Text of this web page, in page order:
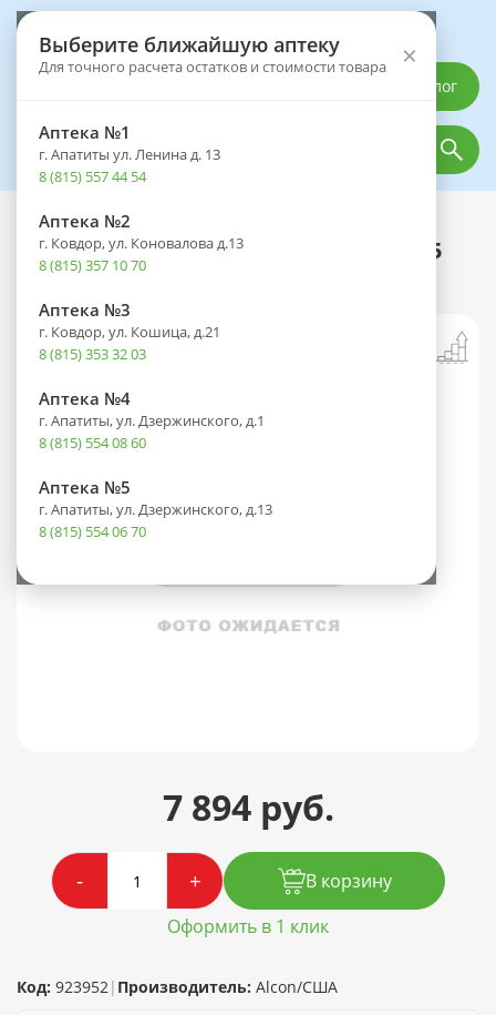
Выберите ближайшую аптеку
Для точного расчета остатков и стоимости товара ×
Аптека №1
г. Апатиты ул. Ленина д. 13
8 (815) 557 44 54
Аптека №2
г. Ковдор, ул. Коновалова д.13
8 (815) 357 10 70
Аптека №3
г. Ковдор, ул. Кошица, д.21
8 (815) 353 32 03
Аптека №4
г. Апатиты, ул. Дзержинского, д.1
8 (815) 554 08 60
Аптека №5
г. Апатиты, ул. Дзержинского, д.13
8 (815) 554 06 70
Каталог
Каталог Оптика
Линзы DAILIES TOTAL 1 (1 день) BC 8.5
контактные корриг. (-7,50) №90
7 894 руб.
- +
В корзину
Оформить в 1 клик
Код: 923952| Производитель: Alcon/США